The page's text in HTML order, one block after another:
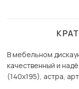
В мебельном
качественный и
(140х195), астра,